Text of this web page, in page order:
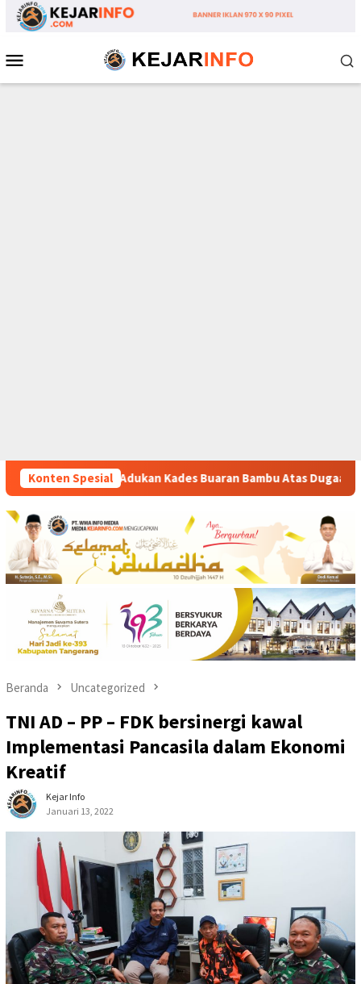
Loncat
Mobile
Konten Spesial
Bambu Atas Dugaan Pungutan Liar Pengurusan PM 1
Beranda Uncategorized
TNI AD – PP – FDK bersinergi kawal
Implementasi Pancasila dalam Ekonomi
Kreatif
Kejar Info
Januari 13, 2022